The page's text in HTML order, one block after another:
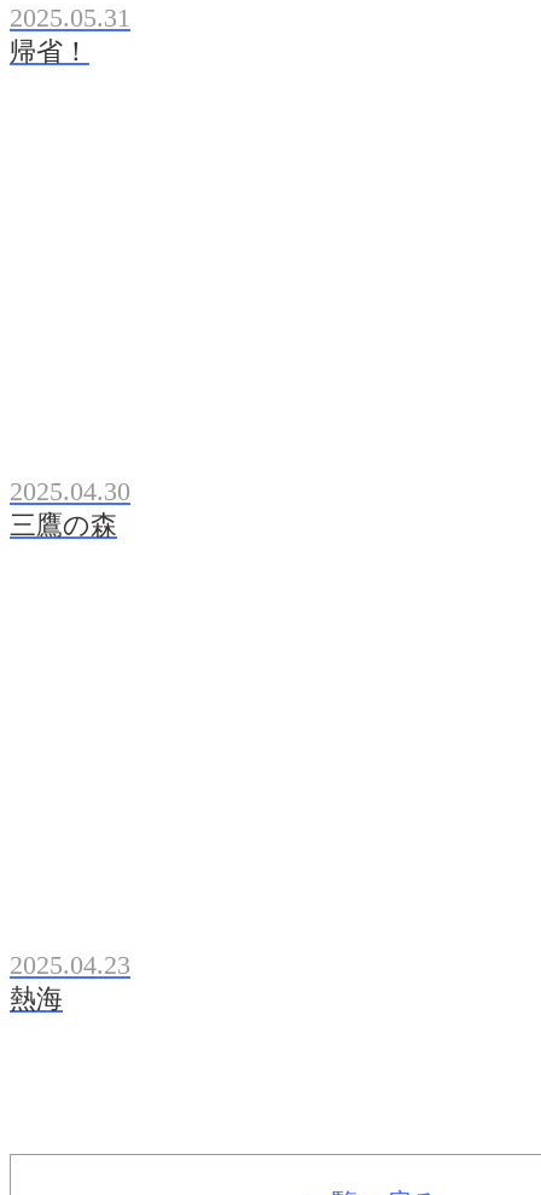
2025.05.31
帰省！
2025.04.30
三鷹の森
2025.04.23
熱海